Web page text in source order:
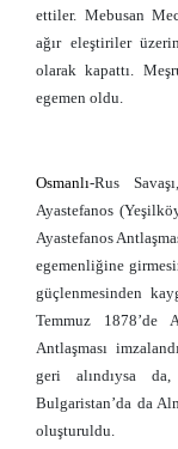
ettiler. Mebusan
ağır eleştiriler
olarak kapattı.
egemen oldu.
Osmanlı-Rus
Ayastefanos
Ayastefanos
egemenliğine
güçlenmesinden
Temmuz 1878’de
Antlaşması
geri alındıysa
Bulgaristan’da da
oluşturuldu.